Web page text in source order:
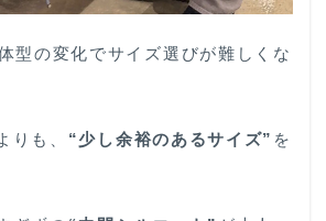
型の変化でサイズ選びが難しくな
りも、 “少し余裕のあるサイズ” を